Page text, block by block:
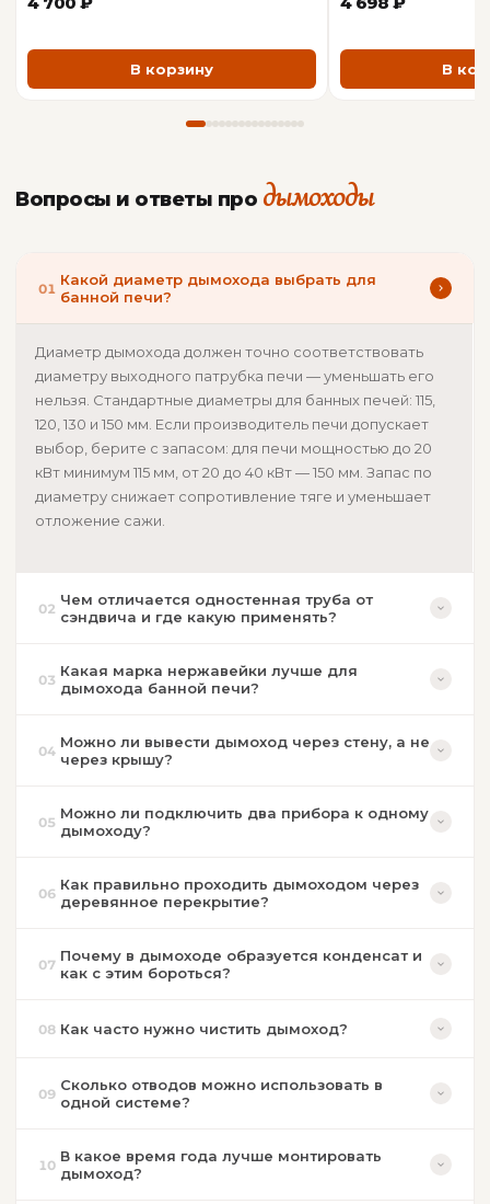
Наружный контур AISI 304
В корзину В
Вопросы и ответы про дымоходы
01 Какой диаметр дымохода выбрать для
банной печи?
Диаметр дымохода должен точно соответствовать
диаметру выходного патрубка печи — уменьшать его
нельзя. Стандартные диаметры для банных печей: 115,
120, 130 и 150 мм. Если производитель печи допускает
выбор, берите с запасом: для печи мощностью до 20
кВт минимум 115 мм, от 20 до 40 кВт — 150 мм. Запас по
диаметру снижает сопротивление тяге и уменьшает
отложение сажи.
02 Чем отличается одностенная труба от
сэндвича и где какую применять?
03 Какая марка нержавейки лучше для
дымохода банной печи?
04 Можно ли вывести дымоход через стену, а не
через крышу?
05 Можно ли подключить два прибора к одному
дымоходу?
06 Как правильно проходить дымоходом через
деревянное перекрытие?
07 Почему в дымоходе образуется конденсат и
как с этим бороться?
08 Как часто нужно чистить дымоход?
09 Сколько отводов можно использовать в
одной системе?
10 В какое время года лучше монтировать
дымоход?